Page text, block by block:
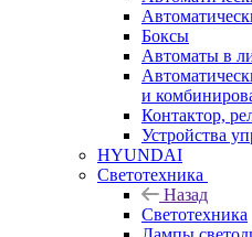
Боксы
Автоматы в
и
Контактор,
Устройства
HYUNDAI
Светотехника
Назад
Светотехника